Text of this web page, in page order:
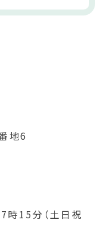
地6
15分（土日祝